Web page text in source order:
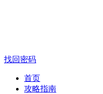
找回密码
首页
攻略指南